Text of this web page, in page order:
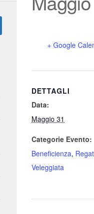
+ Google
DETTAGLI
Data:
Maggio 31
Categorie Evento:
Beneficienza,
Veleggiata